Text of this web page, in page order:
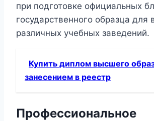
при подготовке официальных
государственного образца для
различных учебных заведений.
Купить диплом высшего
занесением в реестр
Профессиональное